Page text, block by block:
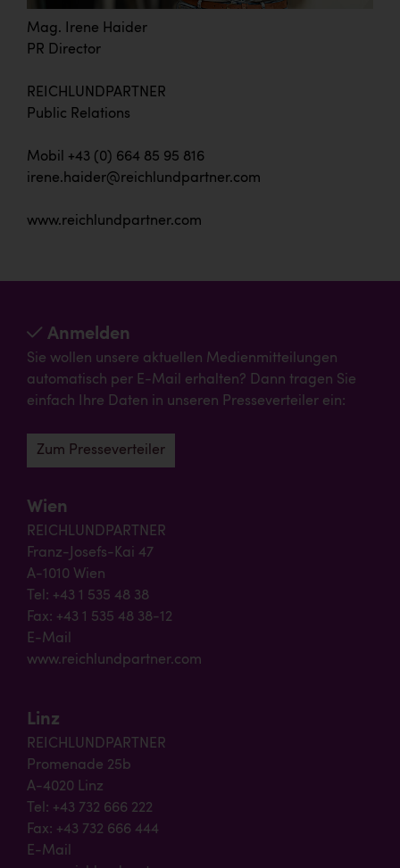
Mag. Irene Haider
PR Director
REICHLUNDPARTNER
Public Relations
Mobil +43 (0) 664 85 95 816
irene.haider@reichlundpartner.com
www.reichlundpartner.com
Anmelden
Sie wollen unsere aktuellen Medienmitteilungen
automatisch per E-Mail erhalten? Dann tragen Sie
einfach Ihre Daten in unseren Presseverteiler ein:
Zum Presseverteiler
Wien
REICHLUNDPARTNER
Franz-Josefs-Kai 47
A-1010 Wien
Tel: +43 1 535 48 38
Fax: +43 1 535 48 38-12
E-Mail
www.reichlundpartner.com
Linz
REICHLUNDPARTNER
Promenade 25b
A-4020 Linz
Tel: +43 732 666 222
Fax: +43 732 666 444
E-Mail